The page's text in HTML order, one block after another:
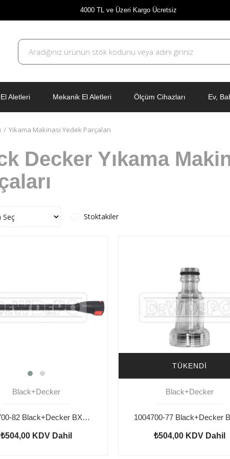
4000 TL ve Üzeri Kargo Ücretsiz
Aletleri Mekanik El Aletleri Ölçüm Cihazları Ev,
Yıkama Makinası Yedek Parçaları
Decker Yıkama
Stoktakiler
Black+Decker
1004700-82 Black+Decker BXPW1500E Uzatma
₺504,00 KDV Dahil
TÜKENDI
Black+Decker
₺504,00 KDV Dahil